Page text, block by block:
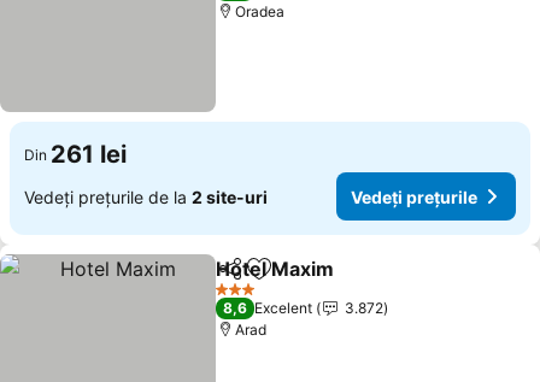
Oradea
Din 261 lei
Vedeți prețurile de la 2 site-uri Vedeți prețurile
DistribuițiAdăugaţi la favorite
Hotel Maxim
3 Stele
8,6 Excelent
3.872
Arad